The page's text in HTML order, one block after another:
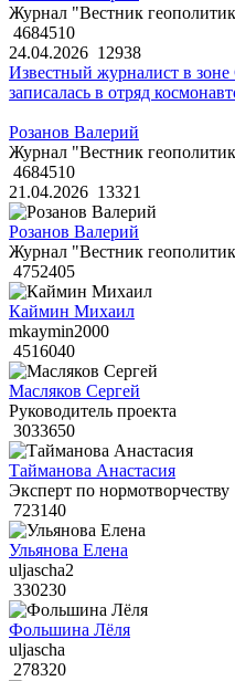
Журнал "Вестник
4684510
24.04.2026 12938
Известный журналист в
записалась в отряд
Розанов Валерий
Журнал "Вестник
4684510
21.04.2026 13321
Розанов Валерий
Журнал "Вестник
4752405
Каймин Михаил
mkaymin2000
4516040
Масляков Сергей
Руководитель проекта
3033650
Тайманова Анастасия
Эксперт по нормотворчеству
723140
Ульянова Елена
uljascha2
330230
Фольшина Лёля
uljascha
278320